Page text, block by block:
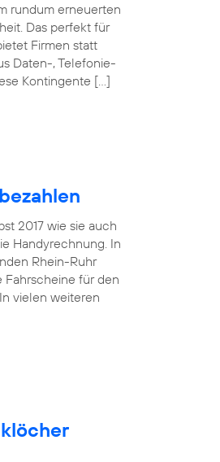
rundum erneuerten
Das perfekt für
Firmen statt
Daten-, Telefonie-
Kontingente […]
2017 wie sie auch
Handyrechnung. In
Rhein-Ruhr
Fahrscheine für den
vielen weiteren